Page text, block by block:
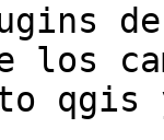
los